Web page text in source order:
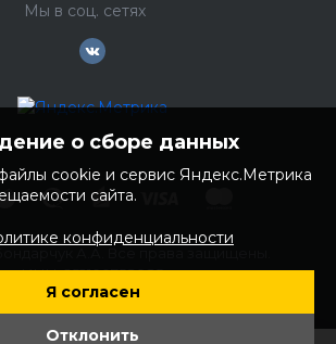
Мы в соц. сетях
ИНН: 252100758085
ОГРНИП: 304250236200270
Приморский край, Надеждинский район,
Надеждинское, ул. Торопова 12
о сборе данных
cookie и сервис Яндекс.Метрика
сайта.
конфиденциальности
Я согласен
Отклонить